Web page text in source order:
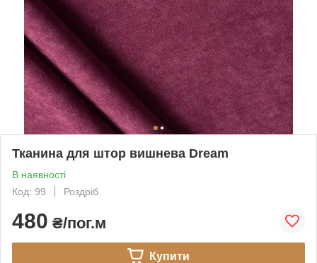
Тканина для штор вишнева Dream
В наявності
Код: 99
Роздріб
480 ₴/пог.м
Купити